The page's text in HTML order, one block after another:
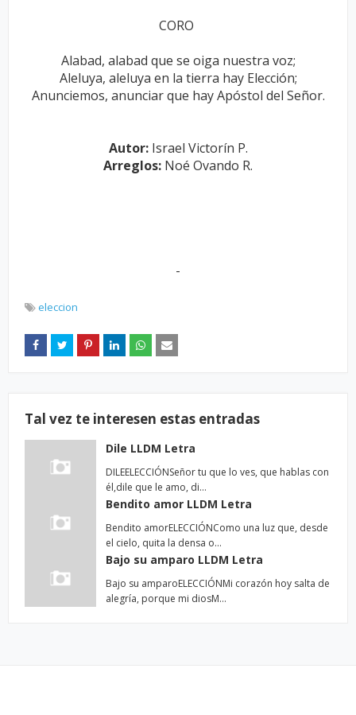
CORO
Alabad, alabad que se oiga nuestra voz;
Aleluya, aleluya en la tierra hay Elección;
Anunciemos, anunciar que hay Apóstol del Señor.
Autor:Israel Victorín P.
Arreglos: Noé Ovando R.
-
eleccion
Tal vez te interesen estas entradas
Dile LLDM Letra
DILEELECCIÓNSeñor tu que lo ves, que hablas con
él,dile que le amo, di…
Bendito amor LLDM Letra
Bendito amorELECCIÓNComo una luz que, desde
el cielo, quita la densa o…
Bajo su amparo LLDM Letra
Bajo su amparoELECCIÓNMi corazón hoy salta de
alegría, porque mi diosM…